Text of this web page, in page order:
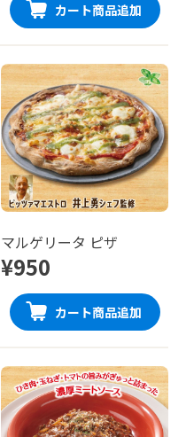
カート商品追加
マルゲリータ ピザ
¥950
カート商品追加